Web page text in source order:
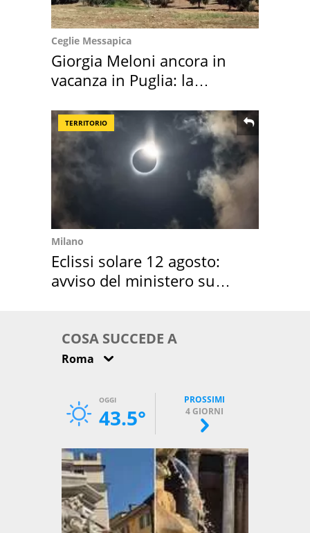
Ceglie Messapica
Giorgia Meloni ancora in
vacanza in Puglia: la
TERRITORIO
Milano
Eclissi solare 12 agosto:
avviso del ministero su